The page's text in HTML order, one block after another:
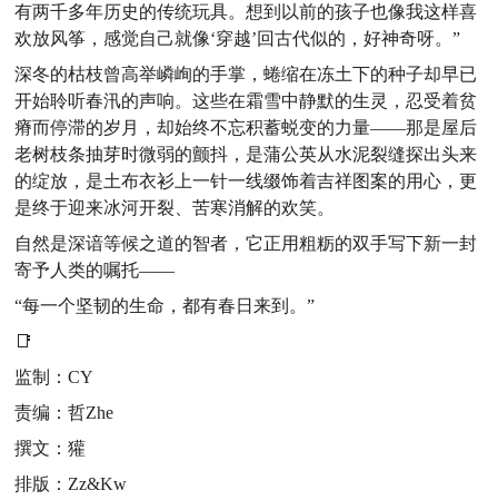
有两千多年历史的传统玩具。想到以前的孩子也像我这样喜
欢放风筝，感觉自己就像‘穿越’回古代似的，好神奇呀。”
深冬的枯枝曾高举嶙峋的手掌，蜷缩在冻土下的种子却早已
开始聆听春汛的声响。这些在霜雪中静默的生灵，忍受着贫
瘠而停滞的岁月，却始终不忘积蓄蜕变的力量——那是屋后
老树枝条抽芽时微弱的颤抖，是蒲公英从水泥裂缝探出头来
的绽放，是土布衣衫上一针一线缀饰着吉祥图案的用心，更
是终于迎来冰河开裂、苦寒消解的欢笑。
自然是深谙等候之道的智者，它正用粗粝的双手写下新一封
寄予人类的嘱托——
“每一个坚韧的生命，都有春日来到。”
📑
监制：CY
责编：哲Zhe
撰文：獾
排版：Zz&Kw